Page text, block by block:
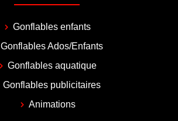
Gonflables enfants
Gonflables Ados/Enfants
Gonflables aquatique
Gonflables publicitaires
Animations